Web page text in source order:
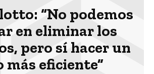
“No podemos
en eliminar los
pero sí hacer un
más eficiente”